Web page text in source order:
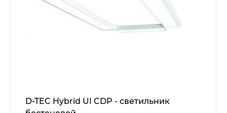
D-TEC Hybrid UI CDP - светильник